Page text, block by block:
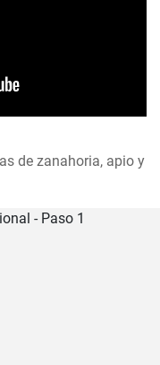
de zanahoria, apio y